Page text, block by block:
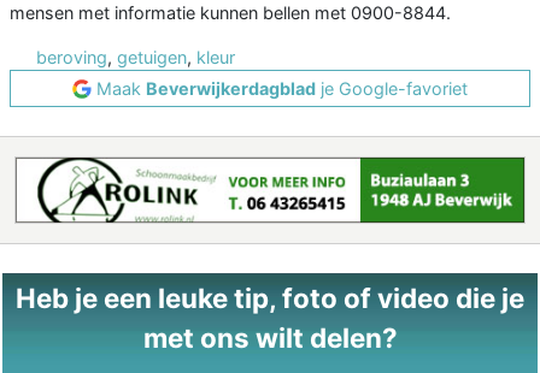
mensen met informatie kunnen bellen met 0900-8844.
beroving, getuigen, kleur
Maak Beverwijkerdagblad je Google-favoriet
Heb je een leuke tip, foto of video die je
met ons wilt delen?